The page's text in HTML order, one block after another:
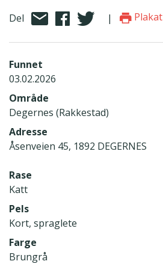
Del | Plakat
Funnet
03.02.2026
Område
Degernes (Rakkestad)
Adresse
Åsenveien 45, 1892 DEGERNES
Rase
Katt
Pels
Kort, spraglete
Farge
Brungrå